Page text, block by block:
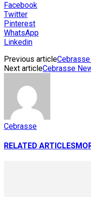
Facebook
Twitter
Pinterest
WhatsApp
Linkedin
Previous article
Next articleCebrasse
Cebrasse
RELATED ARTICLES